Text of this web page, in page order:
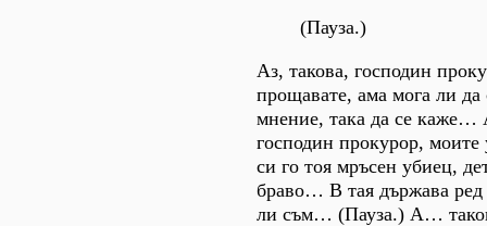
(Пауза.)
Аз, такова, господин
прощавате, ама мога ли
мнение, така да се каже…
господин прокурор,
си го тоя мръсен убиец,
браво… В тая държава ред
ли съм… (Пауза.) А…